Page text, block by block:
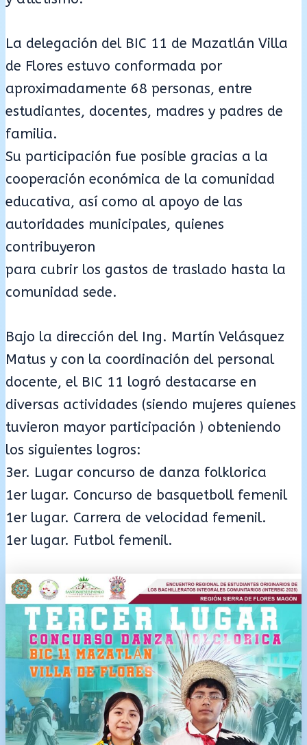
La delegación del BIC 11 de Mazatlán Villa
de Flores estuvo conformada por
aproximadamente 68 personas, entre
estudiantes, docentes, madres y padres de
familia.
Su participación fue posible gracias a la
cooperación económica de la comunidad
educativa, así como al apoyo de las
autoridades municipales, quienes
contribuyeron
para cubrir los gastos de traslado hasta la
comunidad sede.
Bajo la dirección del Ing. Martín Velásquez
Matus y con la coordinación del personal
docente, el BIC 11 logró destacarse en
diversas actividades (siendo mujeres quienes
tuvieron mayor participación ) obteniendo
los siguientes logros:
3er. Lugar concurso de danza folklorica
1er lugar. Concurso de basquetboll femenil
1er lugar. Carrera de velocidad femenil.
1er lugar. Futbol femenil.